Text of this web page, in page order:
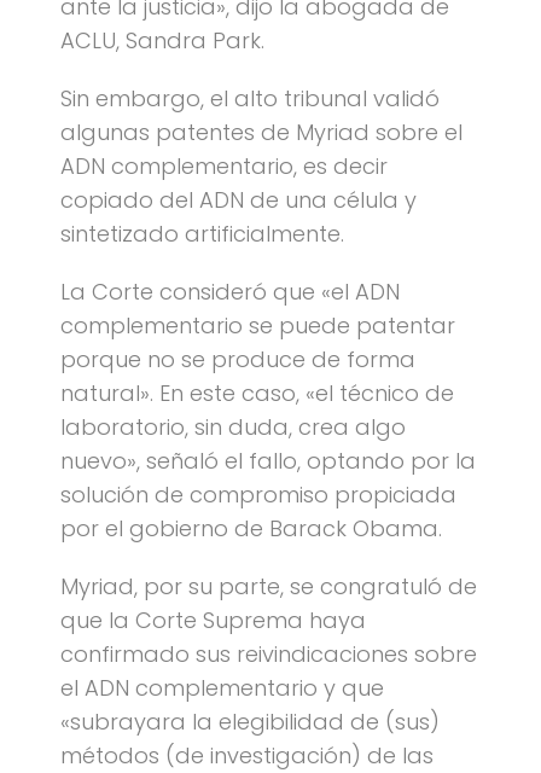
ante la justicia», dijo la abogada de
ACLU, Sandra Park.
Sin embargo, el alto tribunal validó
algunas patentes de Myriad sobre el
ADN complementario, es decir
copiado del ADN de una célula y
sintetizado artificialmente.
La Corte consideró que «el ADN
complementario se puede patentar
porque no se produce de forma
natural». En este caso, «el técnico de
laboratorio, sin duda, crea algo
nuevo», señaló el fallo, optando por la
solución de compromiso propiciada
por el gobierno de Barack Obama.
Myriad, por su parte, se congratuló de
que la Corte Suprema haya
confirmado sus reivindicaciones sobre
el ADN complementario y que
«subrayara la elegibilidad de (sus)
métodos (de investigación) de las